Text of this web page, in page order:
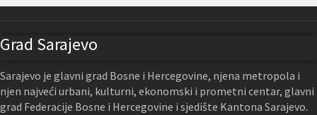
Grad Sarajevo
Sarajevo je glavni grad Bosne i Hercegovine, njena metropola i
njen najveći urbani, kulturni, ekonomski i prometni centar, glavni
grad Federacije Bosne i Hercegovine i sjedište Kantona Sarajevo.